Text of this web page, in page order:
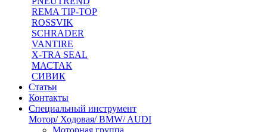
REMA TIP-TOP
ROSSVIK
SCHRADER
VANTIRE
X-TRA SEAL
МАСТАК
СИВИК
Статьи
Контакты
Специальный инструмент
Мотор/ Ходовая/ BMW/ AUDI
Моторная группа